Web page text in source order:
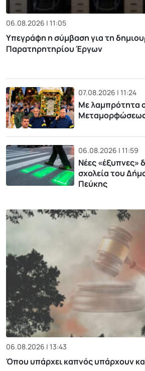
06.08.2026 | 11:05
Υπεγράφη η σύμβαση για τη
Παρατηρητηρίου Έργων
07.08.2026 | 11:24
Με λαμπρότητα
06.08.2026 | 11:59
Νέες «έξυπνες»
σχολεία του
Πεύκης
06.08.2026 | 13:43
Όπου υπάρχει καπνός υπάρχουν